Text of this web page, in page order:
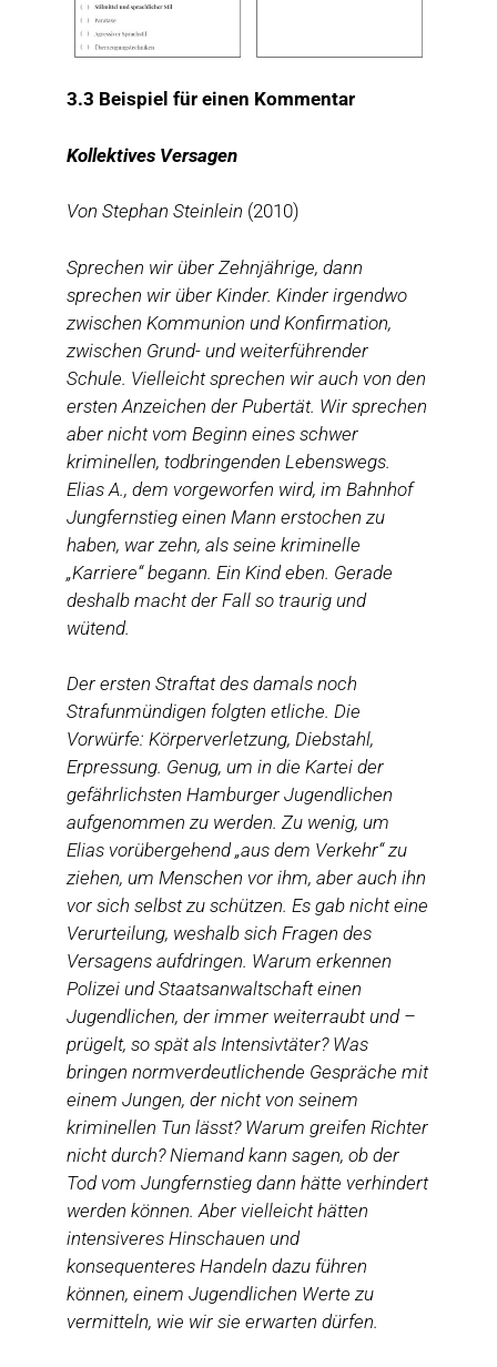
3.3 Beispiel für einen Kommentar
Kollektives Versagen
Von Stephan Steinlein (2010)
Sprechen wir über Zehnjährige, dann
sprechen wir über Kinder. Kinder irgendwo
zwischen Kommunion und Konfirmation,
zwischen Grund- und weiterführender
Schule. Vielleicht sprechen wir auch von den
ersten Anzeichen der Pubertät. Wir sprechen
aber nicht vom Beginn eines schwer
kriminellen, todbringenden Lebenswegs.
Elias A., dem vorgeworfen wird, im Bahnhof
Jungfernstieg einen Mann erstochen zu
haben, war zehn, als seine kriminelle
„Karriere“ begann. Ein Kind eben. Gerade
deshalb macht der Fall so traurig und
wütend.
Der ersten Straftat des damals noch
Strafunmündigen folgten etliche. Die
Vorwürfe: Körperverletzung, Diebstahl,
Erpressung. Genug, um in die Kartei der
gefährlichsten Hamburger Jugendlichen
aufgenommen zu werden. Zu wenig, um
Elias vorübergehend „aus dem Verkehr“ zu
ziehen, um Menschen vor ihm, aber auch ihn
vor sich selbst zu schützen. Es gab nicht eine
Verurteilung, weshalb sich Fragen des
Versagens aufdringen. Warum erkennen
Polizei und Staatsanwaltschaft einen
Jugendlichen, der immer weiterraubt und –
prügelt, so spät als Intensivtäter? Was
bringen normverdeutlichende Gespräche mit
einem Jungen, der nicht von seinem
kriminellen Tun lässt? Warum greifen Richter
nicht durch? Niemand kann sagen, ob der
Tod vom Jungfernstieg dann hätte verhindert
werden können. Aber vielleicht hätten
intensiveres Hinschauen und
konsequenteres Handeln dazu führen
können, einem Jugendlichen Werte zu
vermitteln, wie wir sie erwarten dürfen.